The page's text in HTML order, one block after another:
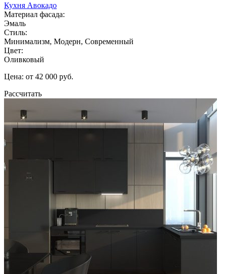
Кухня Авокадо
Материал фасада:
Эмаль
Стиль:
Минимализм, Модерн, Современный
Цвет:
Оливковый
Цена: от 42 000 руб.
Рассчитать